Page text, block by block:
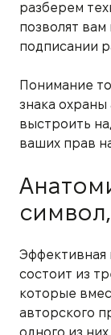
разберем
позволят
подписании
Понимание
знака
выстроить
ваших прав
Эффективная
состоит из
которые
авторского
одного из